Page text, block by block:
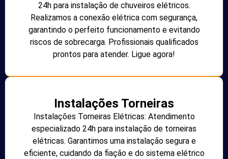
24h para instalação de chuveiros elétricos.
Realizamos a conexão elétrica com segurança,
garantindo o perfeito funcionamento e evitando
riscos de sobrecarga. Profissionais qualificados
prontos para atender. Ligue agora!
Instalações Torneiras
Instalações Torneiras Elétricas: Atendimento
especializado 24h para instalação de torneiras
elétricas. Garantimos uma instalação segura e
eficiente, cuidando da fiação e do sistema elétrico